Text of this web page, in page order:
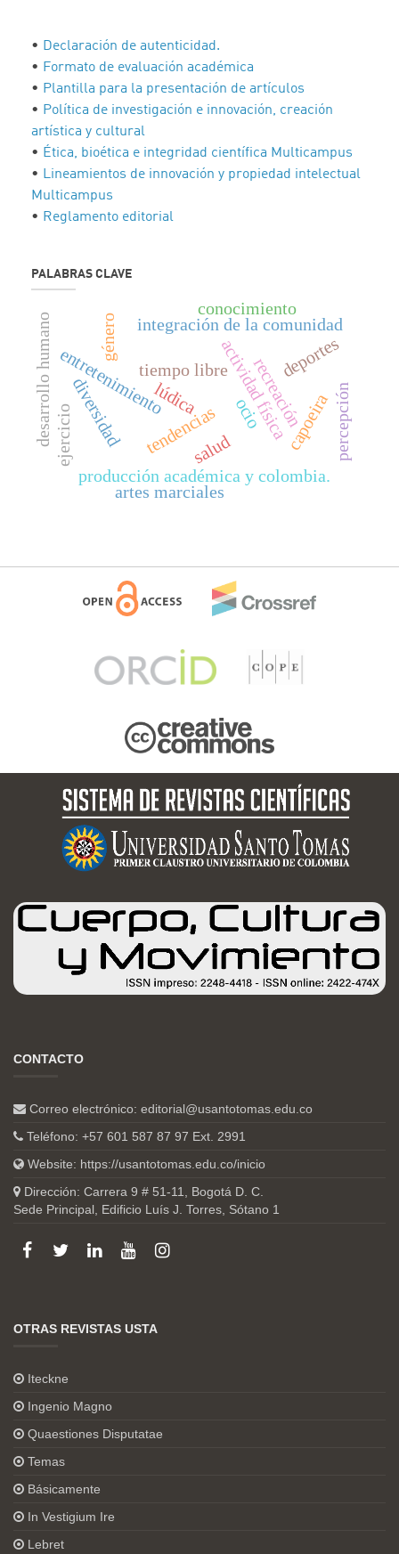
• Declaración de autenticidad.
• Formato de evaluación académica
• Plantilla para la presentación de artículos
• Política de investigación e innovación, creación
artística y cultural
• Ética, bioética e integridad científica Multicampus
• Lineamientos de innovación y propiedad intelectual
Multicampus
• Reglamento editorial
PALABRAS CLAVE
salud
actividad física
integración de la comunidad
recreación
ocio
tiempo libre
tendencias
producción académica y colombia.
lúdica
entretenimiento
desarrollo humano deportes
diversidad capoeira
artes marciales
género
percepción
ejercicio
conocimiento
CONTACTO
Correo electrónico: editorial@usantotomas.edu.co
Teléfono: +57 601 587 87 97 Ext. 2991
Website: https://usantotomas.edu.co/inicio
Dirección: Carrera 9 # 51-11, Bogotá D. C.
Sede Principal, Edificio Luís J. Torres, Sótano 1
OTRAS REVISTAS USTA
Iteckne
Ingenio Magno
Quaestiones Disputatae
Temas
Básicamente
In Vestigium Ire
Lebret